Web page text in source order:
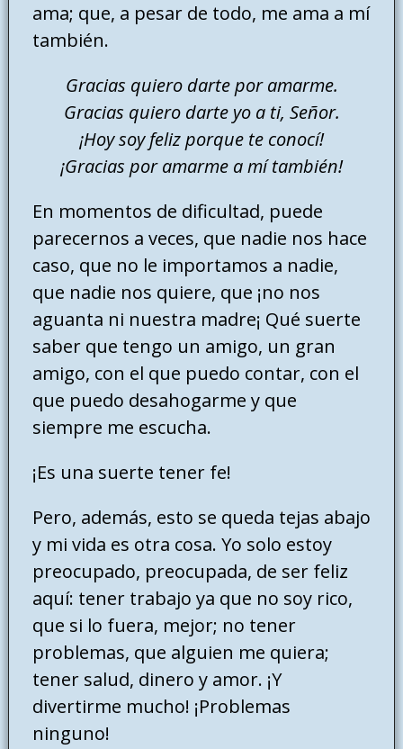
ama; que, a pesar de todo, me ama a mí
también.
Gracias quiero darte por amarme.
Gracias quiero darte yo a ti, Señor.
¡Hoy soy feliz porque te conocí!
¡Gracias por amarme a mí también!
En momentos de dificultad, puede
parecernos a veces, que nadie nos hace
caso, que no le importamos a nadie,
que nadie nos quiere, que ¡no nos
aguanta ni nuestra madre¡ Qué suerte
saber que tengo un amigo, un gran
amigo, con el que puedo contar, con el
que puedo desahogarme y que
siempre me escucha.
¡Es una suerte tener fe!
Pero, además, esto se queda tejas abajo
y mi vida es otra cosa. Yo solo estoy
preocupado, preocupada, de ser feliz
aquí: tener trabajo ya que no soy rico,
que si lo fuera, mejor; no tener
problemas, que alguien me quiera;
tener salud, dinero y amor. ¡Y
divertirme mucho! ¡Problemas
ninguno!